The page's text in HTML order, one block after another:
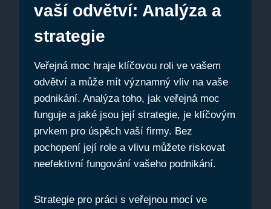
vaší odvětví: Analýza a
strategie
Veřejná moc hraje klíčovou roli ve vašem
odvětví a může mít významný vliv na vaše
podnikání. Analýza toho, jak veřejná moc
funguje a jaké jsou její strategie, je klíčovým
prvkem pro úspěch vaší firmy. Bez
pochopení její role a vlivu můžete riskovat
neefektivní fungování vašeho podnikání.
Strategie pro práci s veřejnou mocí ve